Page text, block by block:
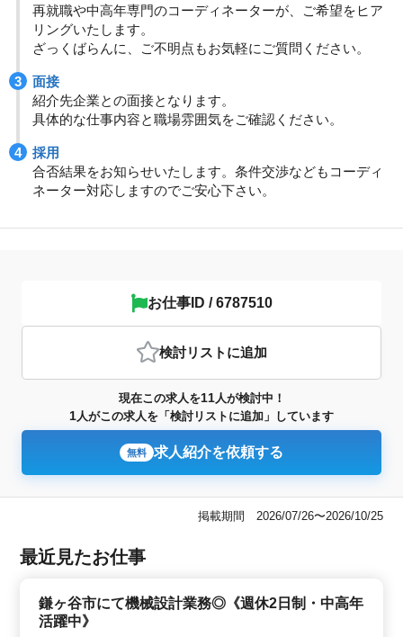
再就職や中高年専門のコーディネーターが、ご希望をヒア
リングいたします。
ざっくばらんに、ご不明点もお気軽にご質問ください。
面接
紹介先企業との面接となります。
具体的な仕事内容と職場雰囲気をご確認ください。
採用
合否結果をお知らせいたします。条件交渉などもコーディ
ネーター対応しますのでご安心下さい。
お仕事ID / 6787510
検討リスト に追加
現在この求人を11人が検討中！
1人がこの求人を「検討リストに追加」しています
無料 求人紹介を依頼する
掲載期間 2026/07/26〜2026/10/25
最近見たお仕事
鎌ヶ谷市にて機械設計業務◎《週休2日制・中高年
活躍中》